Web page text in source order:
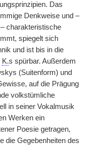
Das
Denkweise und –
charakteristische
spiegelt sich
und ist bis in die
K.s spürbar. Außerdem
(Suitenform) und
auf die Prägung
volkstümliche
in seiner Vokalmusik
Werken ein
Poesie getragen,
die Gegebenheiten des